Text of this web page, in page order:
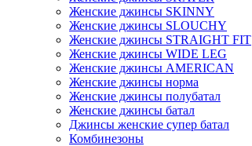
Женские джинсы SKINNY
Женские джинсы SLOUCHY
Женские джинсы STRAIGHT FIT
Женские джинсы WIDE LEG
Женские джинсы AMERICAN
Женские джинсы норма
Женские джинсы полубатал
Женские джинсы батал
Джинсы женские супер батал
Комбинезоны